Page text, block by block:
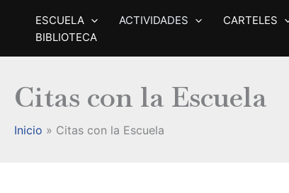
contenido
ESCUELA ACTIVIDADES
CARTELES
BIBLIOTECA
Citas con la Escuela
Inicio Citas con la Escuela